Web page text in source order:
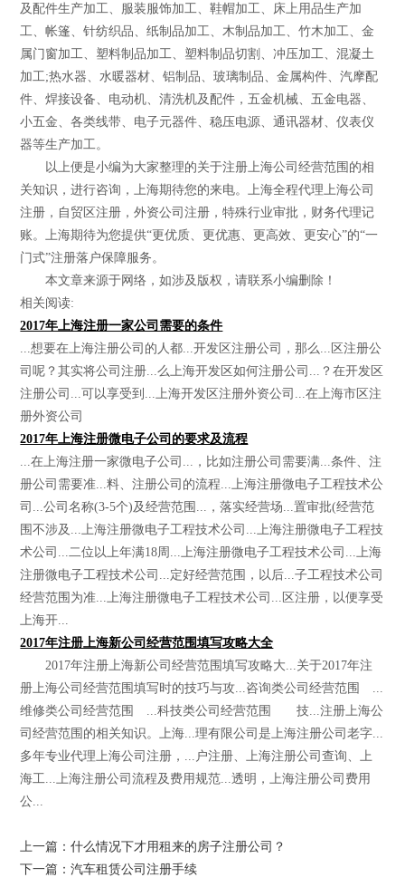
及配件生产加工、服装服饰加工、鞋帽加工、床上用品生产加
工、帐篷、针纺织品、纸制品加工、木制品加工、竹木加工、金
属门窗加工、塑料制品加工、塑料制品切割、冲压加工、混凝土
加工;热水器、水暖器材、铝制品、玻璃制品、金属构件、汽摩配
件、焊接设备、电动机、清洗机及配件，五金机械、五金电器、
小五金、各类线带、电子元器件、稳压电源、通讯器材、仪表仪
器等生产加工。
以上便是小编为大家整理的关于注册上海公司经营范围的相
关知识，进行咨询，上海期待您的来电。上海全程代理上海公司
注册，自贸区注册，外资公司注册，特殊行业审批，财务代理记
账。上海期待为您提供“更优质、更优惠、更高效、更安心”的“一
门式”注册落户保障服务。
本文章来源于网络，如涉及版权，请联系小编删除！
相关阅读:
2017年上海注册一家公司需要的条件
...想要在上海注册公司的人都...开发区注册公司，那么...区注册公
司呢？其实将公司注册...么上海开发区如何注册公司...？在开发区
注册公司...可以享受到...上海开发区注册外资公司...在上海市区注
册外资公司
2017年上海注册微电子公司的要求及流程
...在上海注册一家微电子公司...，比如注册公司需要满...条件、注
册公司需要准...料、注册公司的流程...上海注册微电子工程技术公
司...公司名称(3-5个)及经营范围...，落实经营场...置审批(经营范
围不涉及...上海注册微电子工程技术公司...上海注册微电子工程技
术公司...二位以上年满18周...上海注册微电子工程技术公司...上海
注册微电子工程技术公司...定好经营范围，以后...子工程技术公司
经营范围为准...上海注册微电子工程技术公司...区注册，以便享受
上海开...
2017年注册上海新公司经营范围填写攻略大全
2017年注册上海新公司经营范围填写攻略大...关于2017年注
册上海公司经营范围填写时的技巧与攻...咨询类公司经营范围 ...
维修类公司经营范围 ...科技类公司经营范围 技...注册上海公
司经营范围的相关知识。上海...理有限公司是上海注册公司老字...
多年专业代理上海公司注册，...户注册、上海注册公司查询、上
海工...上海注册公司流程及费用规范...透明，上海注册公司费用
公...
上一篇：什么情况下才用租来的房子注册公司？
下一篇：汽车租赁公司注册手续